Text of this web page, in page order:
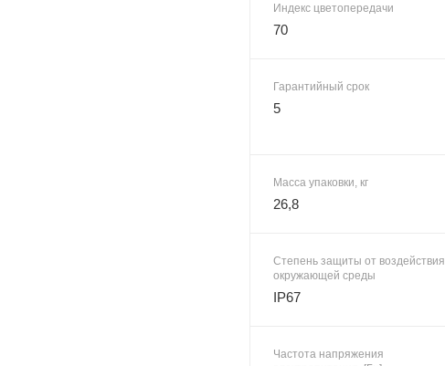
Индекс цветопередачи
70
Гарантийный срок
5
Масса упаковки, кг
26,8
Степень защиты от воздействия
окружающей среды
IP67
Частота напряжения